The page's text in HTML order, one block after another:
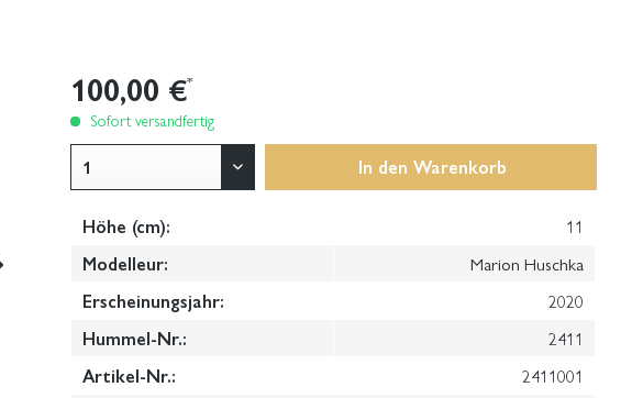
100,00 €*
Sofort versandfertig
In den Warenkorb
Höhe (cm):
11
Modelleur:
Marion Huschka
Erscheinungsjahr:
2020
Hummel-Nr.:
2411
Artikel-Nr.:
2411001